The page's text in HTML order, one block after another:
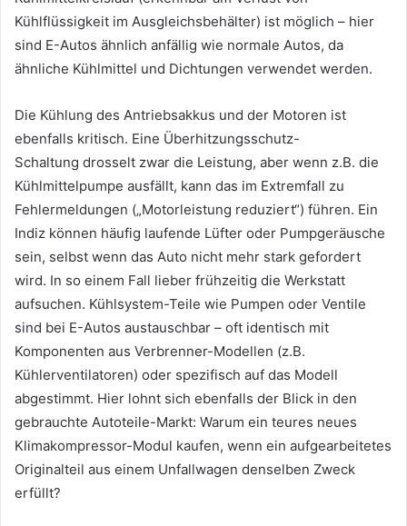
Kühlflüssigkeit im Ausgleichsbehälter) ist möglich – hier
sind E-Autos ähnlich anfällig wie normale Autos, da
ähnliche Kühlmittel und Dichtungen verwendet werden.
Die Kühlung des Antriebsakkus und der Motoren ist
ebenfalls kritisch. Eine Überhitzungsschutz-
Schaltung drosselt zwar die Leistung, aber wenn z.B. die
Kühlmittelpumpe ausfällt, kann das im Extremfall zu
Fehlermeldungen („Motorleistung reduziert“) führen. Ein
Indiz können häufig laufende Lüfter oder Pumpgeräusche
sein, selbst wenn das Auto nicht mehr stark gefordert
wird. In so einem Fall lieber frühzeitig die Werkstatt
aufsuchen. Kühlsystem-Teile wie Pumpen oder Ventile
sind bei E-Autos austauschbar – oft identisch mit
Komponenten aus Verbrenner-Modellen (z.B.
Kühlerventilatoren) oder spezifisch auf das Modell
abgestimmt. Hier lohnt sich ebenfalls der Blick in den
gebrauchte Autoteile-Markt: Warum ein teures neues
Klimakompressor-Modul kaufen, wenn ein aufgearbeitetes
Originalteil aus einem Unfallwagen denselben Zweck
erfüllt?